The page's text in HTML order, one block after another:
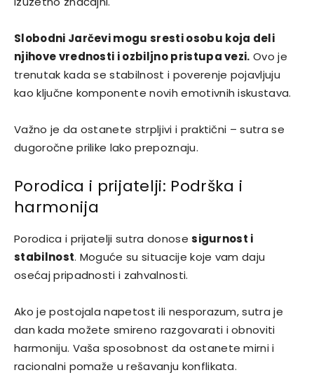
Slobodni Jarčevi mogu sresti osobu koja deli
njihove vrednosti i ozbiljno pristupa vezi. Ovo je
trenutak kada se stabilnost i poverenje pojavljuju
kao ključne komponente novih emotivnih iskustava.
Važno je da ostanete strpljivi i praktični – sutra se
dugoročne prilike lako prepoznaju.
Porodica i prijatelji: Podrška i
harmonija
Porodica i prijatelji sutra donosesigurnost i
stabilnost. Moguće su situacije koje vam daju
osećaj pripadnosti i zahvalnosti.
Ako je postojala napetost ili nesporazum, sutra je
dan kada možete smireno razgovarati i obnoviti
harmoniju. Vaša sposobnost da ostanete mirni i
racionalni pomaže u rešavanju konflikata.